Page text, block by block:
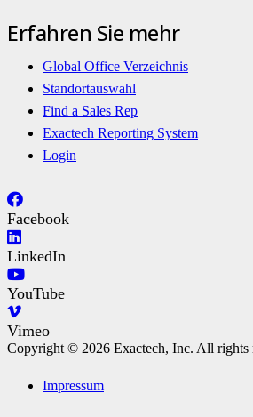
Erfahren Sie mehr
Global Office Verzeichnis
Standortauswahl
Find a Sales Rep
Exactech Reporting System
Login
Facebook
LinkedIn
YouTube
Vimeo
Copyright © 2026 Exactech, Inc. All rights
Impressum